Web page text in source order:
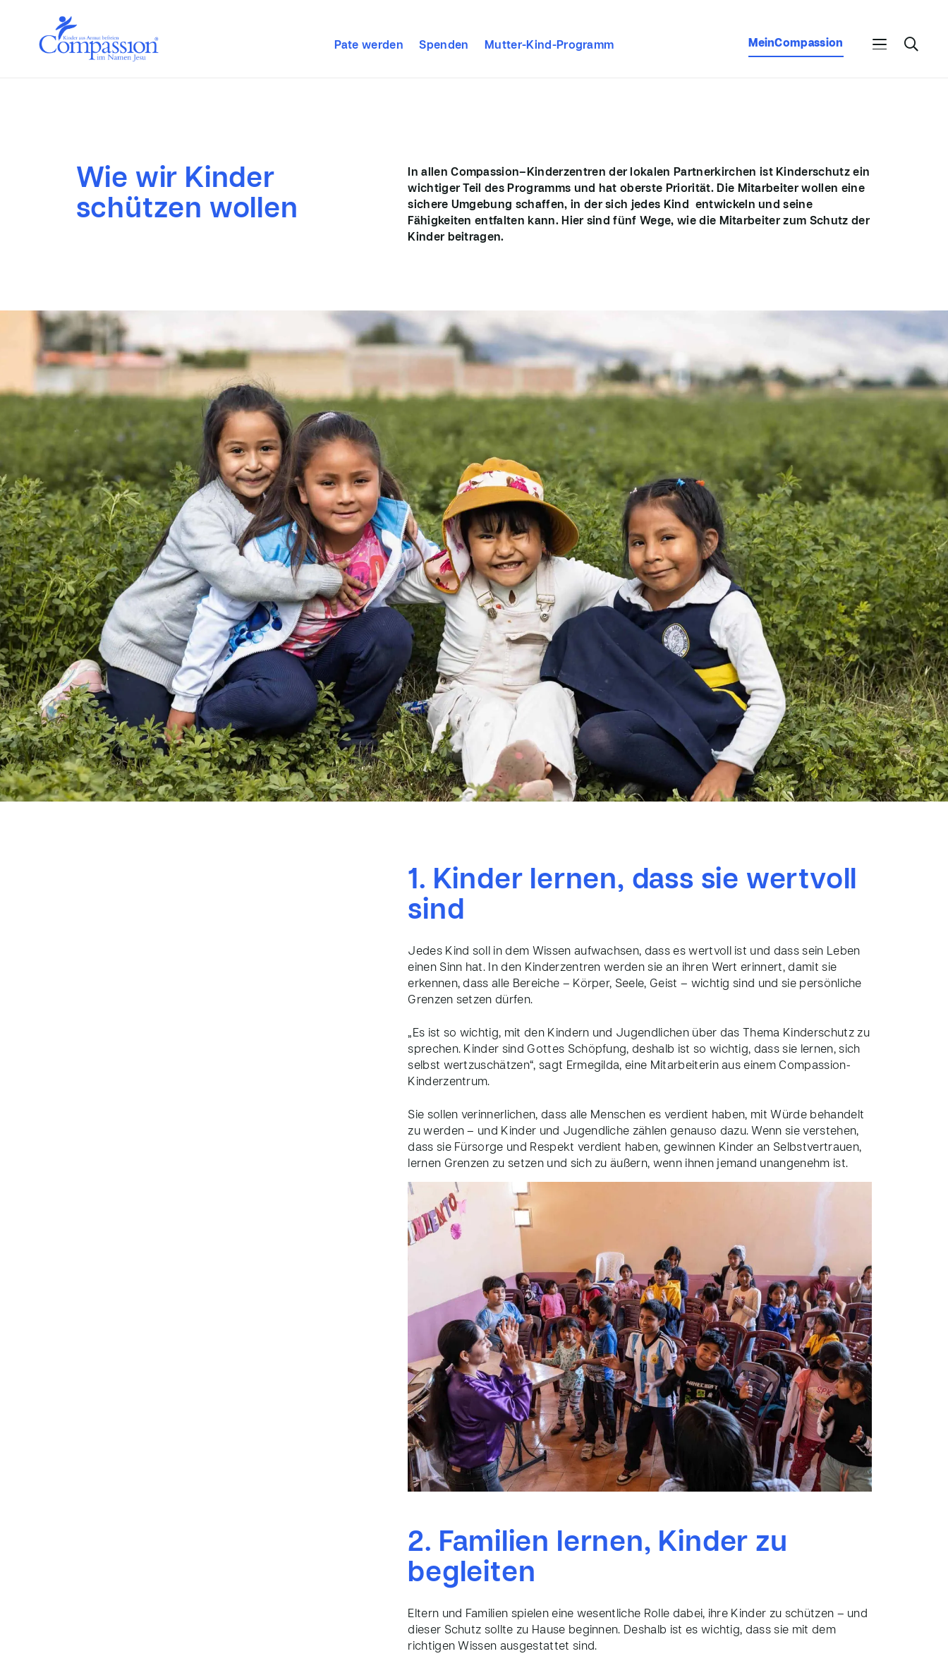
Pate werden Spenden Mutter-Kind-Programm MeinCompassion
Wie wir Kinder
schützen wollen
In allen Compassion– Kinderzentren der lokalen Partnerkirchen ist Kinderschutz ein
wichtiger Teil des Programms und hat oberste Priorität. Die Mitarbeiter wollen eine
sichere Umgebung schaffen, in dersich jedes Kind entwickeln und seine
Fähigkeiten entfalten kann. Hier sind fünf Wege, wie die Mitarbeiter zum Schutz der
Kinder beitragen.
1. Kinder lernen, dass sie wertvoll
sind
Jedes Kind soll in dem Wissen aufwachsen, dass es wertvoll ist und dass sein Leben
einen Sinn hat. In den Kinderzentren werden sie an ihren Wert erinnert, damit sie
erkennen, dass alle Bereiche – Körper, Seele, Geist – wichtig sind und sie persönliche
Grenzen setzen dürfen.
„Es ist so wichtig, mit den Kindern und Jugendlichen über das Thema Kinderschutz zu
sprechen. Kinder sind Gottes Schöpfung, deshalb ist so wichtig, dass sie lernen, sich
selbst wertzuschätzen“, sagt Ermegilda, eine Mitarbeiterin aus einem Compassion-
Kinderzentrum.
Sie sollen verinnerlichen, dass alle Menschen es verdient haben, mit Würde behandelt
zu werden – und Kinder und Jugendliche zählen genauso dazu. Wenn sie verstehen,
dass sie Fürsorge und Respekt verdient haben, gewinnen Kinder an Selbstvertrauen,
lernen Grenzen zu setzen und sich zu äußern, wenn ihnen jemand unangenehm ist.
2. Familien lernen, Kinder zu
begleiten
Eltern und Familien spielen eine wesentliche Rolle dabei, ihre Kinder zu schützen – und
dieser Schutz sollte zu Hause beginnen. Deshalb ist es wichtig, dass sie mit dem
richtigen Wissen ausgestattet sind.